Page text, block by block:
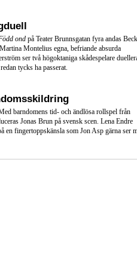
ond på Teater Brunnsgatan fyra andas
Montelius egna, befriande absurda
ser två högoktaniga skådespelare
tycks ha passerat.
barndomens tid- och ändlösa rollspel från
Jonas Brun på svensk scen. Lena Endre
en fingertoppskänsla som Jon Asp gärna ser